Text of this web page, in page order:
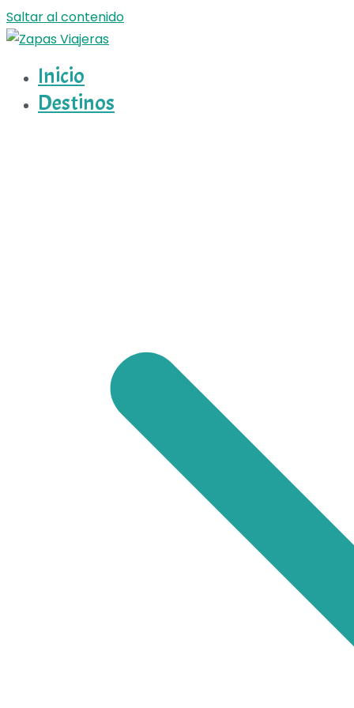
Saltar al contenido
Zapas Viajeras
Zapas Viajeras viajes y escapadas pa que te copies
Inicio
Destinos